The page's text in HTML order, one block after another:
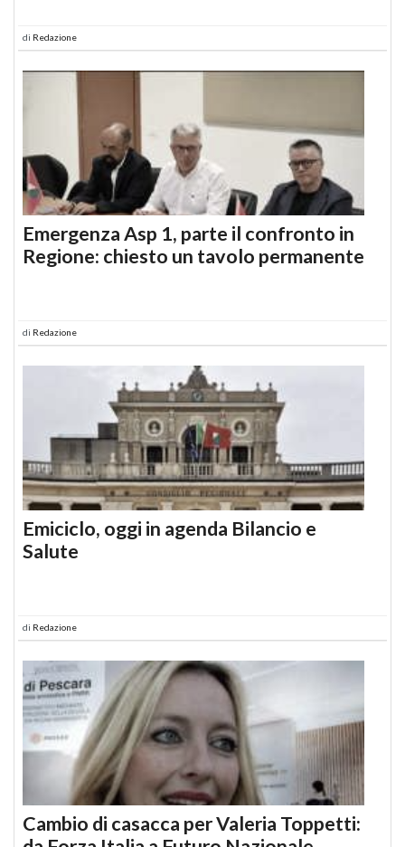
di Redazione
Emergenza Asp 1, parte il confronto in
Regione: chiesto un tavolo permanente
di Redazione
Emiciclo, oggi in agenda Bilancio e
Salute
di Redazione
Cambio di casacca per Valeria Toppetti: